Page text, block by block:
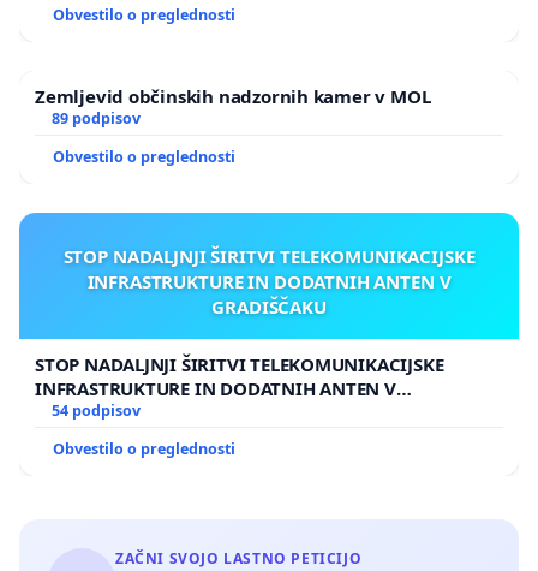
Obvestilo o preglednosti
Zemljevid občinskih nadzornih kamer v MOL
89 podpisov
Obvestilo o preglednosti
STOP NADALJNJI ŠIRITVI TELEKOMUNIKACIJSKE
INFRASTRUKTURE IN DODATNIH ANTEN V
GRADIŠČAKU
STOP NADALJNJI ŠIRITVI TELEKOMUNIKACIJSKE
INFRASTRUKTURE IN DODATNIH ANTEN V
GRADIŠČAKU
54 podpisov
Obvestilo o preglednosti
ZAČNI SVOJO LASTNO PETICIJO